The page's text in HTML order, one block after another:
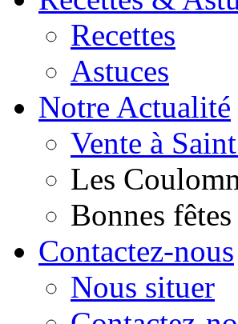
Recettes
Astuces
Notre Actualité
Vente à
Les
Bonnes
Contactez-nous
Nous situer